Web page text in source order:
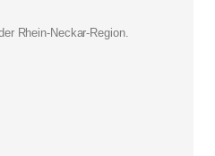
Rhein-Neckar-Region.